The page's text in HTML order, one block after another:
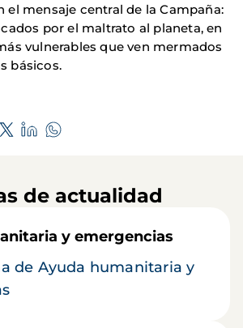
el mensaje central de la Campaña:
por el maltrato al planeta, en
vulnerables que ven mermados
básicos.
de actualidad
y emergencias
de Ayuda humanitaria y